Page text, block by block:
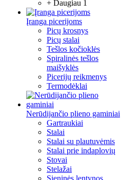
+ Daugiau 1
Įranga picerijoms
Picų krosnys
Picų stalai
Tešlos kočioklės
Spiralinės tešlos
maišyklės
Picerijų reikmenys
Termodėklai
Nerūdijančio plieno gaminiai
Gartraukiai
Stalai
Stalai su plautuvėmis
Stalai prie indaplovių
Stovai
Stelažai
Sieninės lentynos